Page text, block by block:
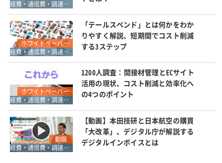
経費・通信費・調達コスト削減
ホワイトペーパー
経費・通信費・調達コスト削減
「テールスペンド」とは何かをわか
りやすく解説、短期間でコスト削減
する3ステップ
ホワイトペーパー
経費・通信費・調達コスト削減
1200人調査：間接材管理とECサイト
活用の現状、コスト削減と効率化へ
の4つのポイント
動画
経費・通信費・調達コスト削減
【動画】本田技研と日本航空の購買
「大改革」、デジタル庁が解説する
デジタルインボイスとは